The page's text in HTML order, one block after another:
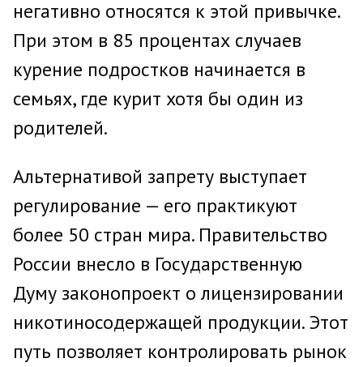
негативно относятся к этой привычке.
При этом в 85 процентах случаев
курение подростков начинается в
семьях, где курит хотя бы один из
родителей.
Альтернативой запрету выступает
регулирование — его практикуют
более 50 стран мира. Правительство
России внесло в Государственную
Думу законопроект о лицензировании
никотиносодержащей продукции. Этот
путь позволяет контролировать рынок